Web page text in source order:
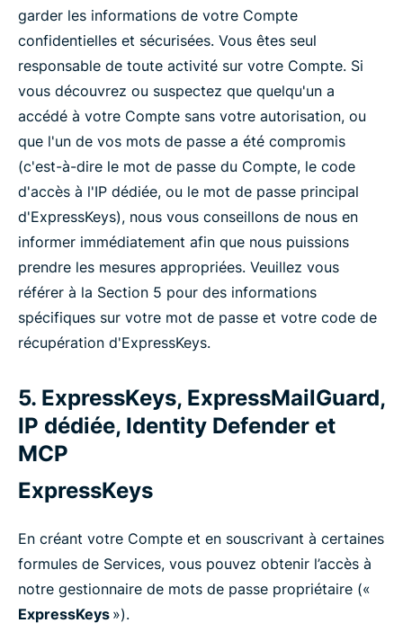
garder les informations de votre Compte
confidentielles et sécurisées. Vous êtes seul
responsable de toute activité sur votre Compte. Si
vous découvrez ou suspectez que quelqu'un a
accédé à votre Compte sans votre autorisation, ou
que l'un de vos mots de passe a été compromis
(c'est-à-dire le mot de passe du Compte, le code
d'accès à l'IP dédiée, ou le mot de passe principal
d'ExpressKeys), nous vous conseillons de nous en
informer immédiatement afin que nous puissions
prendre les mesures appropriées. Veuillez vous
référer à la Section 5 pour des informations
spécifiques sur votre mot de passe et votre code de
récupération d'ExpressKeys.
5. ExpressKeys, ExpressMailGuard,
IP dédiée, Identity Defender et
MCP
ExpressKeys
En créant votre Compte et en souscrivant à certaines
formules de Services, vous pouvez obtenir l’accès à
notre gestionnaire de mots de passe propriétaire («
ExpressKeys »).